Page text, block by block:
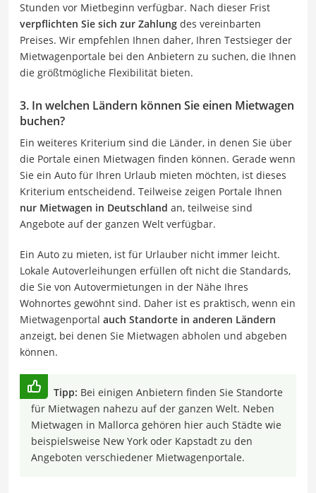
Stunden vor Mietbeginn verfügbar. Nach dieser Frist
verpflichten Sie sich zur Zahlung des vereinbarten
Preises. Wir empfehlen Ihnen daher, Ihren Testsieger der
Mietwagenportale bei den Anbietern zu suchen, die Ihnen
die größtmögliche Flexibilität bieten.
3. In welchen Ländern können Sie einen Mietwagen
buchen?
Ein weiteres Kriterium sind die Länder, in denen Sie über
die Portale einen Mietwagen finden können. Gerade wenn
Sie ein Auto für Ihren Urlaub mieten möchten, ist dieses
Kriterium entscheidend. Teilweise zeigen Portale Ihnen
nur Mietwagen in Deutschland an, teilweise sind
Angebote auf der ganzen Welt verfügbar.
Ein Auto zu mieten, ist für Urlauber nicht immer leicht.
Lokale Autoverleihungen erfüllen oft nicht die Standards,
die Sie von Autovermietungen in der Nähe Ihres
Wohnortes gewöhnt sind. Daher ist es praktisch, wenn ein
Mietwagenportal auch Standorte in anderen Ländern
anzeigt, bei denen Sie Mietwagen abholen und abgeben
können.
Tipp: Bei einigen Anbietern finden Sie Standorte
für Mietwagen nahezu auf der ganzen Welt. Neben
Mietwagen in Mallorca gehören hier auch Städte wie
beispielsweise New York oder Kapstadt zu den
Angeboten verschiedener Mietwagenportale.